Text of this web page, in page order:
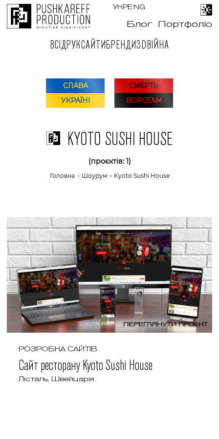
УКРENG
Блог Портфоліо
ВСІДРУКСАЙТИБРЕНДИ3DВІЙНА
СЛАВА
УКРАЇНІ
СМЕРТЬ
ВОРОГАМ
KYOTO SUSHI HOUSE
(проєктів: 1)
Головна › Шоурум› Kyoto Sushi House
ПЕРЕГЛЯНУТИ ПРОЄКТ
РОЗРОБКА САЙТІВ
Сайт ресторану Kyoto Sushi House
Лісталь, Швейцарія.